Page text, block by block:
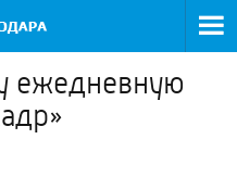
ежедневную